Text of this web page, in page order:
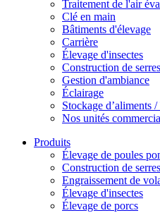
Traitement de l'air
Clé en main
Bâtiments d'élevage
Carrière
Élevage d'insectes
Construction de serres
Gestion d'ambiance
Éclairage
Stockage d’aliments
Nos unités
Produits
Élevage de poules
Construction de serres
Engraissement de
Élevage d'insectes
Élevage de porcs